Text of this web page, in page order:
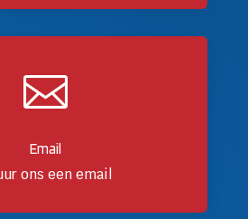

Email
ons een email